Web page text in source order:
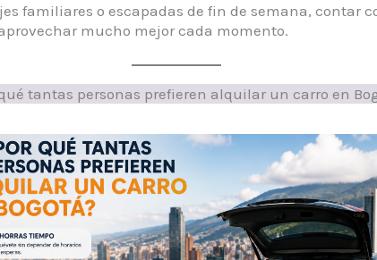
familiares o escapadas de fin de semana, contar
mucho mejor cada momento.
tantas personas prefieren alquilar un carro en